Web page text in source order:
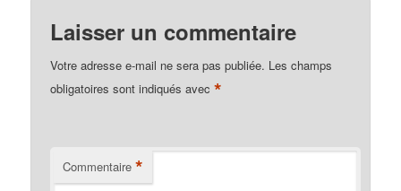
Laisser un commentaire
Votre adresse e-mail ne sera pas publiée. Les champs
obligatoires sont indiqués avec*
Commentaire *